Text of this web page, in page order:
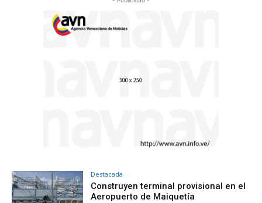
Destacada
Construyen terminal provisional en el
Aeropuerto de Maiquetía